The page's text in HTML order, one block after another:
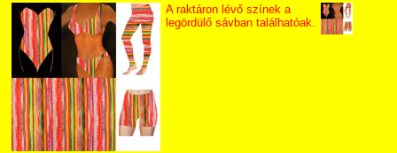
A raktáron lévő színek a
legördülő sávban találhatóak.